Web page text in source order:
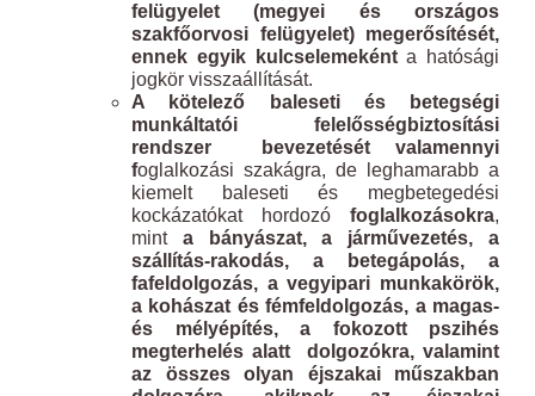
felügyelet (megyei és országos
szakfőorvosi felügyelet) megerősítését,
ennek egyik kulcselemekénta hatósági
jogkör visszaállítását.
A kötelező baleseti és betegségi
munkáltatói felelősségbiztosítási
rendszer bevezetését valamennyi
foglalkozási szakágra, de leghamarabb a
kiemelt baleseti és megbetegedési
kockázatókat hordozó foglalkozásokra,
mint a bányászat, a járművezetés, a
szállítás-rakodás, a betegápolás, a
fafeldolgozás, a vegyipari munkakörök,
a kohászat és fémfeldolgozás, a magas-
és mélyépítés, a fokozott pszihés
megterhelés alatt dolgozókra, valamint
az összes olyan éjszakai műszakban